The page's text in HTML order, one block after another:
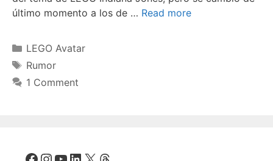
último momento a los de … Read more
Categories
LEGO Avatar
Tags
Rumor
1 Comment